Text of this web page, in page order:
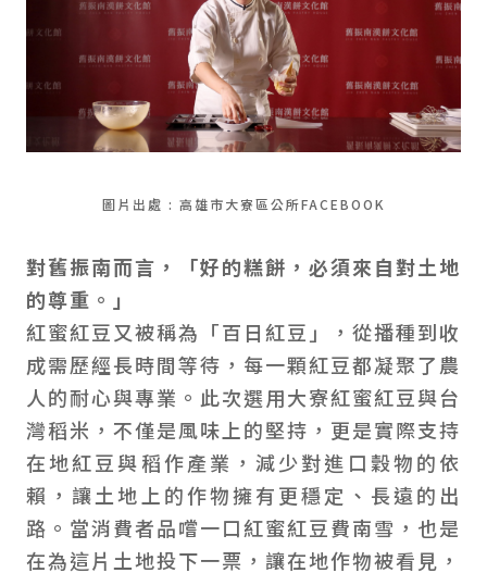
圖片出處 : 高雄市大寮區公所FACEBOOK
對舊振南而言，「好的糕餅，必須來自對土地
的尊重。」
紅蜜紅豆又被稱為「百日紅豆」，從播種到收
成需歷經長時間等待，每一顆紅豆都凝聚了農
人的耐心與專業。此次選用大寮紅蜜紅豆與台
灣稻米，不僅是風味上的堅持，更是實際支持
在地紅豆與稻作產業，減少對進口穀物的依
賴，讓土地上的作物擁有更穩定、長遠的出
路。當消費者品嚐一口紅蜜紅豆費南雪，也是
在為這片土地投下一票，讓在地作物被看見，